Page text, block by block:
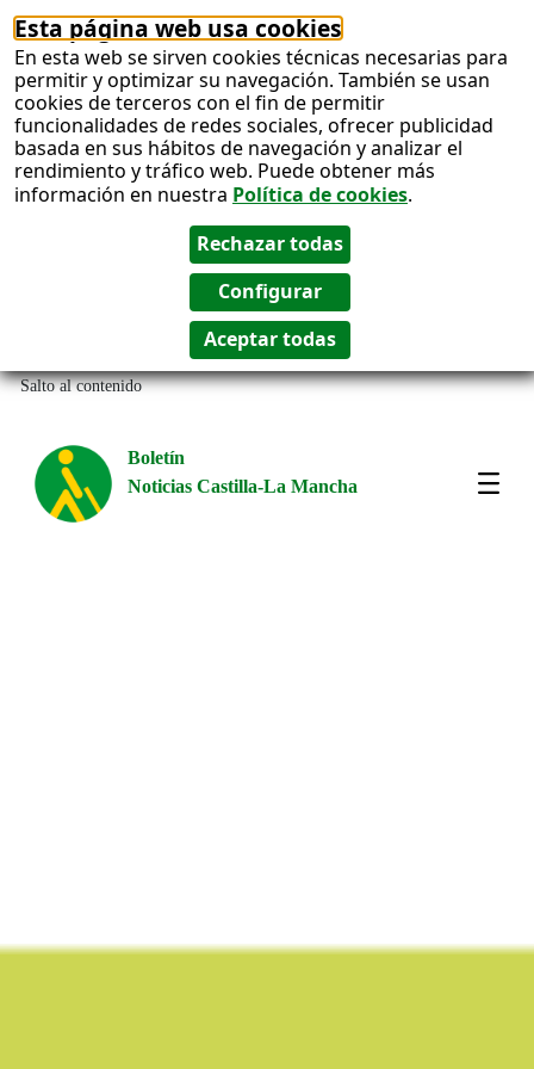
Esta página web usa cookies
En esta web se sirven cookies técnicas necesarias para
permitir y optimizar su navegación. También se usan
cookies de terceros con el fin de permitir
funcionalidades de redes sociales, ofrecer publicidad
basada en sus hábitos de navegación y analizar el
rendimiento y tráfico web. Puede obtener más
información en nuestra Política de cookies.
Salto al contenido
Boletín
Noticias Castilla-La Mancha